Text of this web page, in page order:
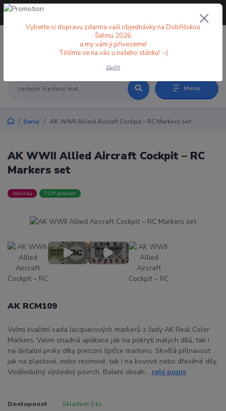
Menu
+420 773 998 582
Barvy AK WWII Allied Aircraft Cockpit – RC Markers set
AK WWII Allied Aircraft Cockpit – RC
Markers set
Novinka TOP produkt
AK RCM109
Velmi kvalitní sada lacquerových markerů z řady AK Real Color
Markers. Velmi snadná aplikace jak na pokrytí malých dílů, tak i
na detailní prvky díky precizní špičce markeru. Skvělá přilnavost
jak na plastové, nebo resinové, tak i na kovové nebo dřevěné díly.
Voděodolný výsledný povrch. Balení obsah... celý popis
Dostupnost Skladem 3 ks
Vyberte si dopravu zdarma vaší objednávky na Dobříšskou
Šelmu 2026
a my vám ji přivezeme!
Těšíme se na vás u našeho stánku! :-)
Zavřít